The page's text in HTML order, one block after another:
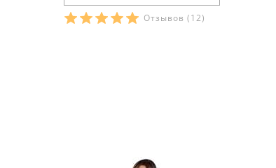
Отзывов (12)